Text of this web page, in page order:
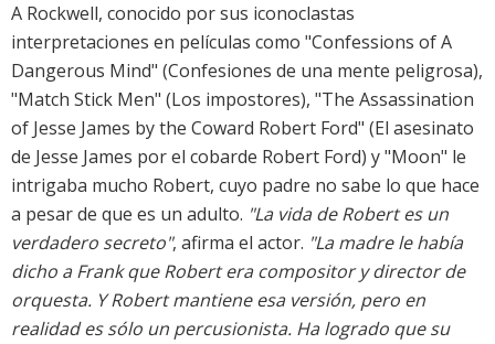
A Rockwell, conocido por sus iconoclastas
interpretaciones en películas como "Confessions of A
Dangerous Mind" (Confesiones de una mente peligrosa),
"Match Stick Men" (Los impostores), "The Assassination
of Jesse James by the Coward Robert Ford" (El asesinato
de Jesse James por el cobarde Robert Ford) y "Moon" le
intrigaba mucho Robert, cuyo padre no sabe lo que hace
a pesar de que es un adulto. "La vida de Robert es un
verdadero secreto", afirma el actor. "La madre le había
dicho a Frank que Robert era compositor y director de
orquesta. Y Robert mantiene esa versión, pero en
realidad es sólo un percusionista. Ha logrado que su